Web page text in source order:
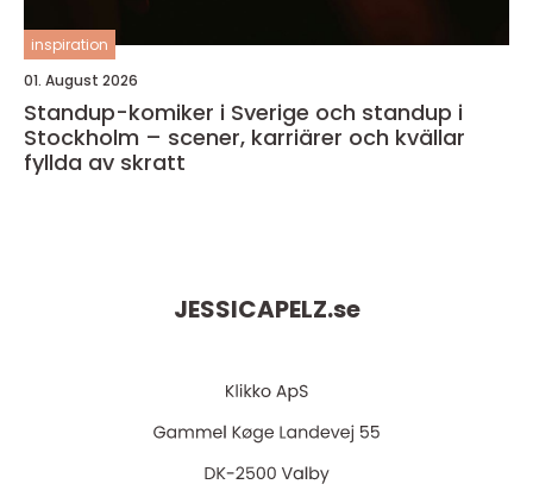
inspiration
01. August 2026
Standup-komiker i Sverige och standup i
Stockholm – scener, karriärer och kvällar
fyllda av skratt
JESSICAPELZ.se